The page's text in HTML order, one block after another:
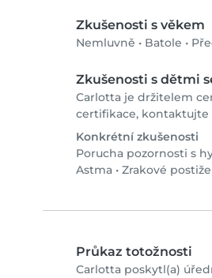
Zkušenosti s věkem
Nemluvně • Batole •
Zkušenosti s dětmi
Carlotta je držitelem
certifikace, kontaktujte
Konkrétní zkušenosti
Porucha pozornosti s
Astma • Zrakové
Průkaz totožnosti
Carlotta poskytl(a)